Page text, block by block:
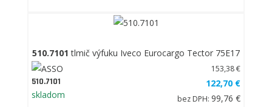
510.7101 tlmič výfuku Iveco Eurocargo Tector 75E17
510.7101
skladom
153,38 €
122,70 €
bez DPH: 99,76 €